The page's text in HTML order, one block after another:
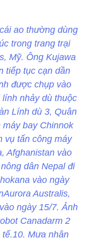
ao thường dùng
trong trang trại
Mỹ. Ông Kujawa
tiếp tục cạn dần
được chụp vào
nhảy dù thuộc
Lính dù 3, Quân
bay Chinnok
vụ tấn công máy
Afghanistan vào
dân Nepal đi
vào ngày
Australis,
ngày 15/7. Ảnh
Canadarm 2
Mưa nhân